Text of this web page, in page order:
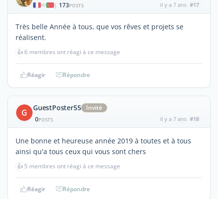
| 173POSTS il y a 7 ans #17
Très belle Année à tous, que vos rêves et projets se
réalisent.
👍6 membres ont réagi à ce message
Réagir Répondre
G GuestPoster55
Invité
0POSTS il y a 7 ans #18
Une bonne et heureuse année 2019 à toutes et à tous
ainsi qu'a tous ceux qui vous sont chers
👍 5 membres ont réagi à ce message
Réagir Répondre